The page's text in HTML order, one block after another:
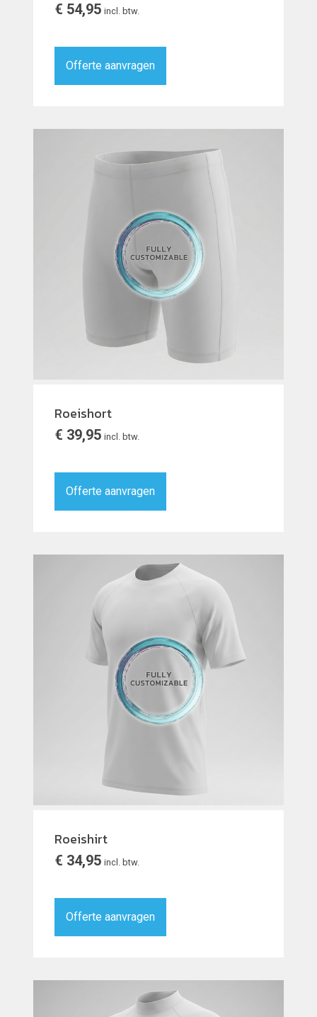
€ 54,95 incl. btw.
Offerte aanvragen
Roeishort
€ 39,95 incl. btw.
Offerte aanvragen
Roeishirt
€ 34,95 incl. btw.
Offerte aanvragen